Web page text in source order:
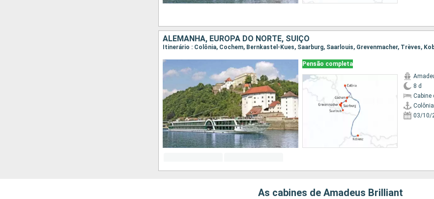
ALEMANHA, EUROPA DO NORTE, SUÍÇO
Itinerário : Colônia, Cochem, Bernkastel-Kues, Saarburg, Saarlouis, Grevenmacher, Trèves,
Pensão completa
8 d
Cabine
Colônia
03/10/
As cabines de Amadeus Brilliant